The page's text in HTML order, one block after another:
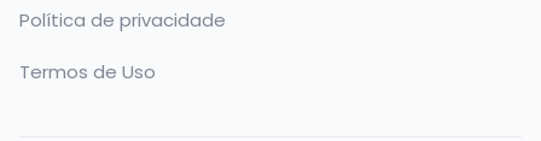
Política de privacidade
Termos de Uso